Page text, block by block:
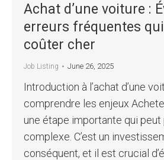
Achat d’une voiture :
erreurs fréquentes
coûter cher
Job Listing June 26, 2025
Introduction à l’achat d’une
comprendre les enjeux
une étape importante qui peut
complexe. C’est un
conséquent, et il est crucial